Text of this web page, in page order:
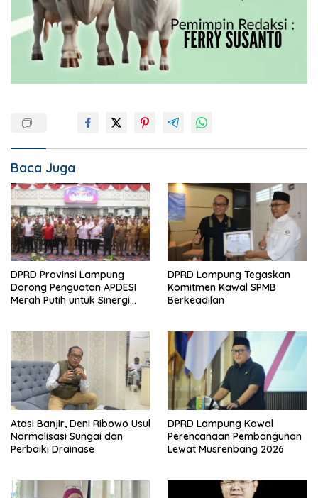
Baca Juga
DPRD Provinsi Lampung
Dorong Penguatan APDESI
Merah Putih untuk Sinergi
DPRD Lampung Tegaskan
Komitmen Kawal SPMB
Berkeadilan
Atasi Banjir, Deni Ribowo Usul
Normalisasi Sungai dan
Perbaiki Drainase
DPRD Lampung Kawal
Perencanaan Pembangunan
Lewat Musrenbang 2026